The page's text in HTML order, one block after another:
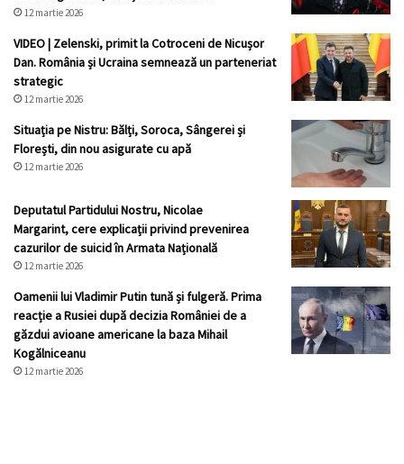
12 martie 2026
VIDEO | Zelenski, primit la Cotroceni de Nicușor
Dan. România și Ucraina semnează un parteneriat
strategic
12 martie 2026
Situația pe Nistru: Bălți, Soroca, Sângerei și
Florești, din nou asigurate cu apă
12 martie 2026
Deputatul Partidului Nostru, Nicolae
Margarint, cere explicații privind prevenirea
cazurilor de suicid în Armata Națională
12 martie 2026
Oamenii lui Vladimir Putin tună și fulgeră. Prima
reacție a Rusiei după decizia României de a
găzdui avioane americane la baza Mihail
Kogălniceanu
12 martie 2026